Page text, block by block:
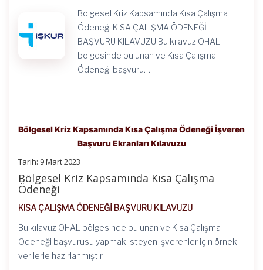
Bölgesel Kriz Kapsamında Kısa Çalışma
Ödeneği KISA ÇALIŞMA ÖDENEĞİ
BAŞVURU KILAVUZU Bu kılavuz OHAL
bölgesinde bulunan ve Kısa Çalışma
Ödeneği başvuru…
Bölgesel Kriz Kapsamında Kısa Çalışma Ödeneği İşveren
Başvuru Ekranları Kılavuzu
Tarih: 9 Mart 2023
Bölgesel Kriz Kapsamında Kısa Çalışma
Ödeneği
KISA ÇALIŞMA ÖDENEĞİ BAŞVURU KILAVUZU
Bu kılavuz OHAL bölgesinde bulunan ve Kısa Çalışma
Ödeneği başvurusu yapmak isteyen işverenler için örnek
verilerle hazırlanmıştır.